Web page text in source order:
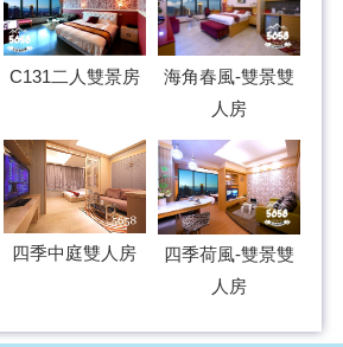
C131二人雙景房
海角春風-雙景雙
人房
四季中庭雙人房
四季荷風-雙景雙
人房